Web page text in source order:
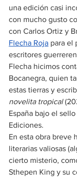
una edición casi
con mucho gusto
con Carlos Ortiz y
Flecha Roja para el
escritores
Flecha hicimos
Bocanegra, quien
estas tierras y
novelita tropical
España bajo el
Ediciones.
En esta obra breve
literarias valiosas
cierto misterio,
Sthepen King y su